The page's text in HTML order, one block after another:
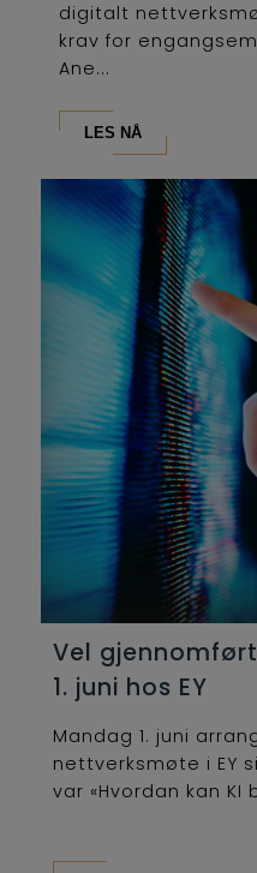
digitalt
krav for
Ane...
LES NÅ
Vel
1. juni hos EY
Mandag 1. juni
nettverksmøte i EY
var «Hvordan kan KI